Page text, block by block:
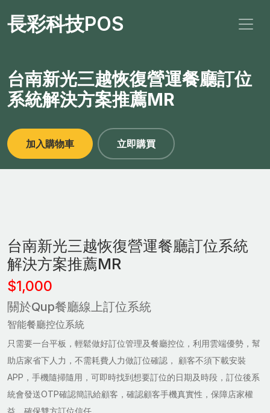
長彩科技POS
台南新光三越恢復營運餐廳訂位
系統解決方案推薦MR
加入購物車 立即購買
台南新光三越恢復營運餐廳訂位系統
解決方案推薦MR
$1,000
關於Qup餐廳線上訂位系統
智能餐廳控位系統
只需要一台平板，輕鬆做好訂位管理及餐廳控位，利用雲端優勢，幫
助店家省下人力，不需耗費人力做訂位確認， 顧客不須下載安裝
APP，手機隨掃隨用，可即時找到想要訂位的日期及時段，訂位後系
統會發送OTP確認簡訊給顧客，確認顧客手機真實性，保障店家權
益，確保雙方訂位信任。